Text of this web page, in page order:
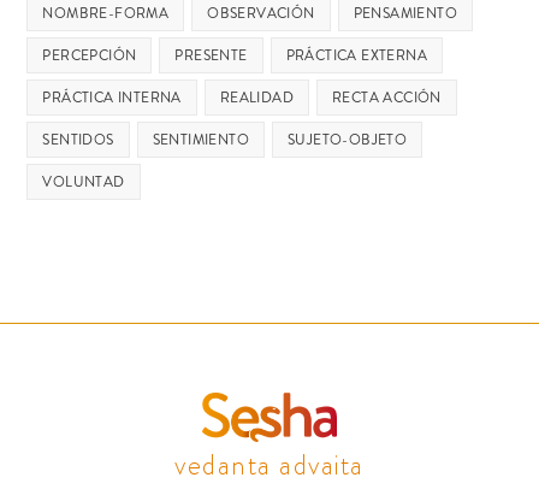
NOMBRE-FORMA
OBSERVACIÓN
PENSAMIENTO
PERCEPCIÓN
PRESENTE
PRÁCTICA EXTERNA
PRÁCTICA INTERNA
REALIDAD
RECTA ACCIÓN
SENTIDOS
SENTIMIENTO
SUJETO-OBJETO
VOLUNTAD
vedanta advaita